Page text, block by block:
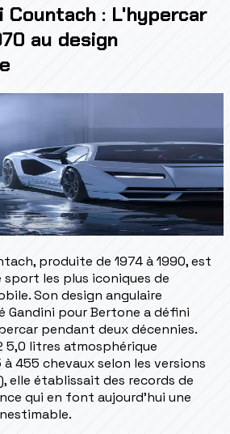
Countach : L'hypercar
au design
produite de 1974 à 1990, est
sport les plus iconiques de
Son design angulaire
Gandini pour Bertone a défini
pendant deux décennies.
5,0 litres atmosphérique
455 chevaux selon les versions
elle établissait des records de
qui en font aujourd'hui une